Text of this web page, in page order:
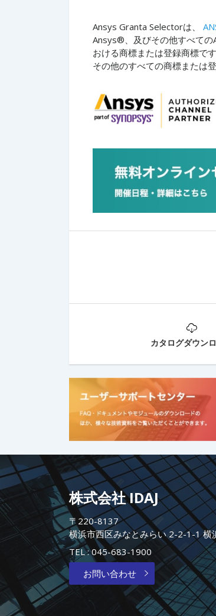
Ansys Granta Selectorは、
Ansys®、及びその他すべての
おける商標または登録商標です
その他のすべての商標または
カタログダウン
株式会社 IDAJ
〒220-8137
横浜市西区みなとみらい 2-2-1-1 横
TEL :045-683-1900
お問い合わせ